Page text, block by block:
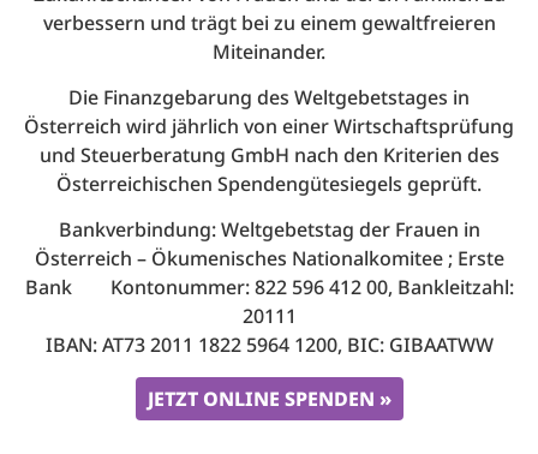
verbessern und trägt bei zu einem gewaltfreieren
Miteinander.
Die Finanzgebarung des Weltgebetstages in
Österreich wird jährlich von einer Wirtschaftsprüfung
und Steuerberatung GmbH nach den Kriterien des
Österreichischen Spendengütesiegels geprüft.
Bankverbindung: Weltgebetstag der Frauen in
Österreich – Ökumenisches Nationalkomitee ; Erste
Bank Kontonummer: 822 596 412 00, Bankleitzahl:
20111
IBAN: AT73 2011 1822 5964 1200, BIC: GIBAATWW
JETZT ONLINE SPENDEN »